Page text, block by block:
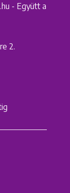
- Együtt a
2.